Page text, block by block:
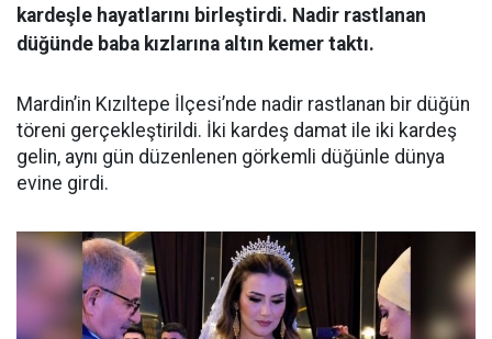
kardeşle hayatlarını birleştirdi. Nadir rastlanan
düğünde baba kızlarına altın kemer taktı.
Mardin’in Kızıltepe İlçesi’nde nadir rastlanan bir düğün
töreni gerçekleştirildi. İki kardeş damat ile iki kardeş
gelin, aynı gün düzenlenen görkemli düğünle dünya
evine girdi.